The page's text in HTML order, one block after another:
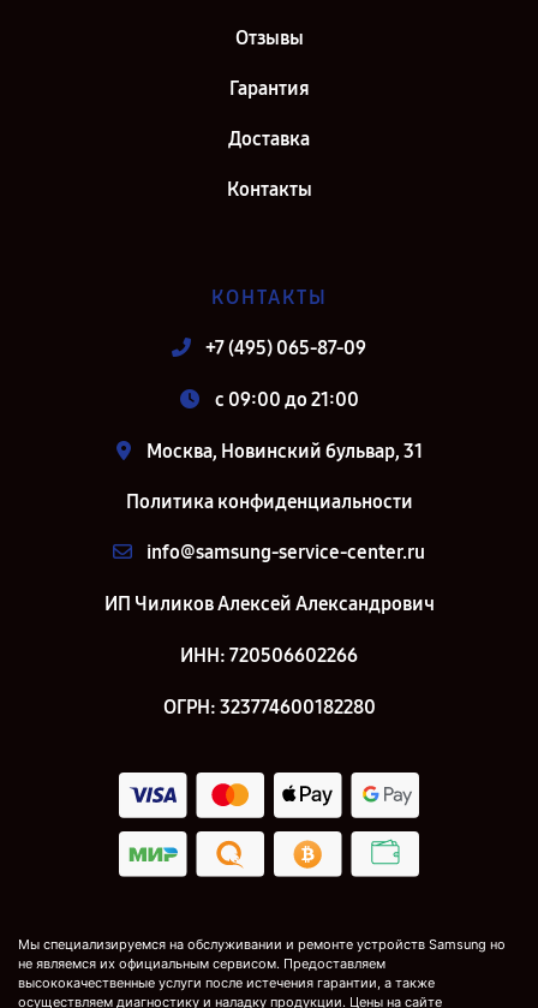
Отзывы
Гарантия
Доставка
Контакты
КОНТАКТЫ
+7 (495) 065-87-09
c 09:00 до 21:00
Москва, Новинский бульвар, 31
Политика конфиденциальности
info@samsung-service-center.ru
ИП Чиликов Алексей Александрович
ИНН: 720506602266
ОГРН: 323774600182280
Мы специализируемся на обслуживании и ремонте устройств Samsung но
не являемся их официальным сервисом. Предоставляем
высококачественные услуги после истечения гарантии, а также
осуществляем диагностику и наладку продукции. Цены на сайте